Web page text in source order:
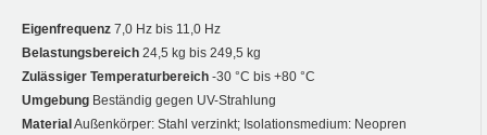
Eigenfrequenz 7,0 Hz bis 11,0 Hz
Belastungsbereich 24,5 kg bis 249,5 kg
Zulässiger Temperaturbereich -30 °C bis +80 °C
Umgebung Beständig gegen UV-Strahlung
MaterialAußenkörper: Stahl verzinkt; Isolationsmedium: Neopren